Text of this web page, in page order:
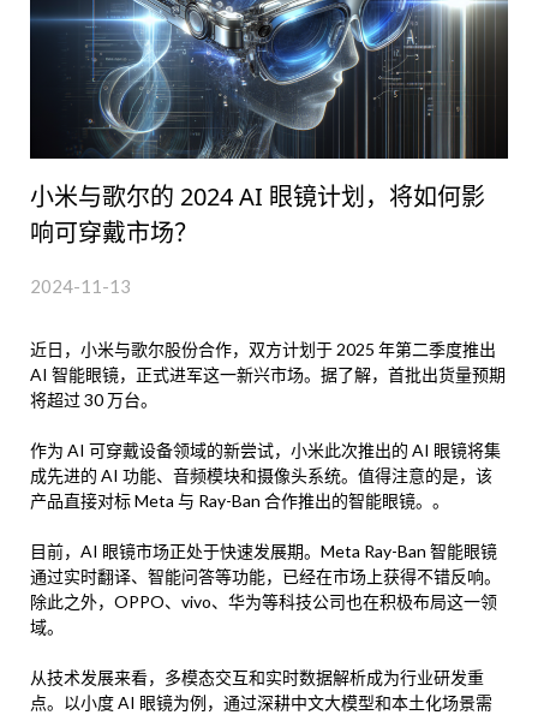
小米与歌尔的 2024 AI 眼镜计划，将如何影
响可穿戴市场？
2024-11-13
近日，小米与歌尔股份合作，双方计划于 2025 年第二季度推出
AI 智能眼镜，正式进军这一新兴市场。据了解，首批出货量预期
将超过 30 万台。
作为 AI 可穿戴设备领域的新尝试，小米此次推出的 AI 眼镜将集
成先进的 AI 功能、音频模块和摄像头系统。值得注意的是，该
产品直接对标 Meta 与 Ray-Ban 合作推出的智能眼镜。。
目前，AI 眼镜市场正处于快速发展期。Meta Ray-Ban 智能眼镜
通过实时翻译、智能问答等功能，已经在市场上获得不错反响。
除此之外，OPPO、vivo、华为等科技公司也在积极布局这一领
域。
从技术发展来看，多模态交互和实时数据解析成为行业研发重
点。以小度 AI 眼镜为例，通过深耕中文大模型和本土化场景需